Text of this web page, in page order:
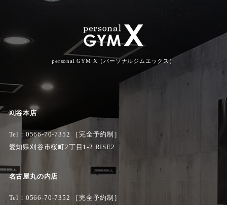
personal GYM X（パーソナルジムエックス）
刈谷本店
Tel： 0566-70-7352
［完全予約制］
愛知県刈谷市桜町2丁目1-2 RISE2
名古屋丸の内店
Tel：0566-70-7352 ［完全予約制］